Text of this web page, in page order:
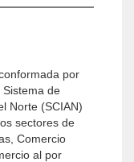
por
de
Norte (SCIAN)
sectores de
Comercio
al por